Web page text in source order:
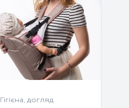
Гігієна, догляд